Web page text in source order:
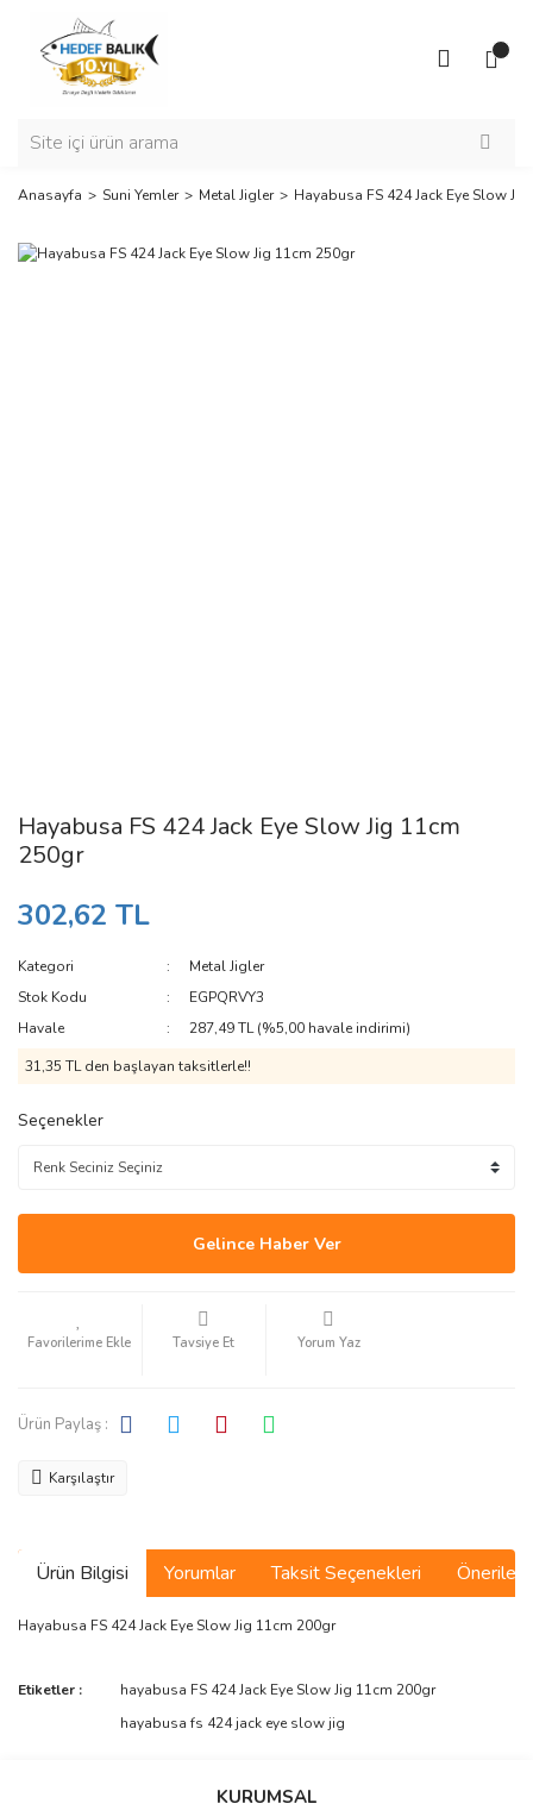
Anasayfa Suni Yemler Metal Jigler Hayabusa FS 424 Jack Eye Slow
Hayabusa FS 424 Jack Eye Slow Jig 11cm
250gr
302,62 TL
Kategori
Metal Jigler
Stok Kodu
EGPQRVY3
Havale
287,49 TL (%5,00 havale indirimi)
31,35 TL den başlayan taksitlerle!!
Seçenekler
Gelince Haber Ver
Tavsiye Et Yorum Yaz
Ürün Paylaş :
Karşılaştır
Ürün Bilgisi Yorumlar Taksit Seçenekleri
Hayabusa FS 424 Jack Eye Slow Jig 11cm 200gr
Bu ürüne ilk yorumu siz yapın!
Yorum Yaz
Bu ürünün fiyat bilgisi, resim, ürün açıklamalarında ve diğer
tarafımıza iletebilirsiniz.
Etiketler :
hayabusa FS 424 Jack Eye Slow Jig 11cm 200gr
hayabusa fs 424 jack eye slow jig
KURUMSAL